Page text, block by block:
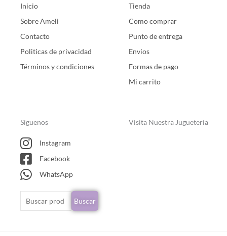
Inicio
Sobre Ameli
Contacto
Politicas de privacidad
Términos y condiciones
Tienda
Como comprar
Punto de entrega
Envios
Formas de pago
Mi carrito
Síguenos
Instagram
Facebook
WhatsApp
Buscar
por:
Buscar
Visita Nuestra Juguetería